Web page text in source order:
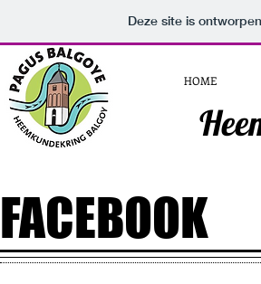
Deze site is
HOME
FACEBOOK